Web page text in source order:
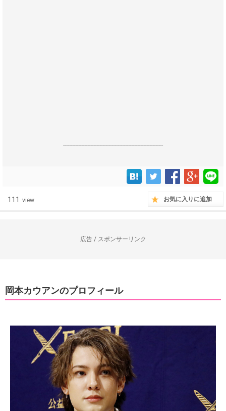
------------------------------------------------------------------
111 view お気に入りに追加
広告 / スポンサーリンク
岡本カウアンのプロフィール